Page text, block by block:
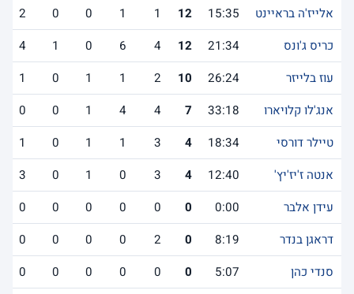
אלייז'ה בראיינט
15:35
12
1
1
0
0
2
כריס ג'ונס
21:34
12
4
6
0
1
4
עוז בלייזר
26:24
10
2
1
1
0
1
אנג'לו קלויארו
33:18
7
4
4
1
0
0
טיילר דורסי
18:34
4
3
1
1
0
1
אנטה ז'יז'יץ'
12:40
4
3
0
1
0
3
עידן אלבר
0:00
0
0
0
0
0
0
דראגן בנדר
8:19
0
2
0
0
0
0
סנדי כהן
5:07
0
0
0
0
0
0